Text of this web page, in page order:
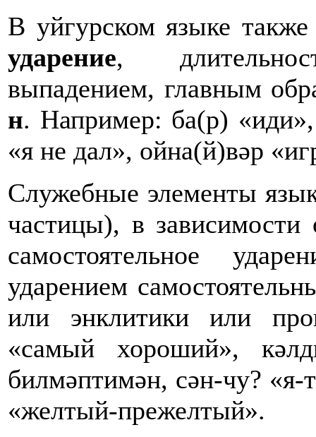
В уйгурском языке
ударение,
выпадением, главным
н. Например: ба(р)
«я не дал», ойна(й)вәр
Служебные элементы
частицы), в
самостоятельное
ударением
или энклитики или
«самый хороший»,
билмәптимән, сән-чу? «я-
«желтый-прежелтый».